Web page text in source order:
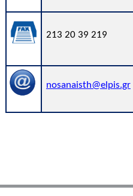
213 20 39 219
nosanaisth@elpis.gr